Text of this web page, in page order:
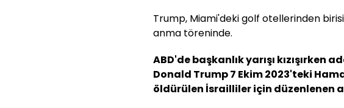
Trump, Miami'deki golf otellerinden
anma töreninde.
ABD'de başkanlık yarışı kızışırken
Donald Trump 7 Ekim 2023'teki
öldürülen İsrailliler için düzenlenen